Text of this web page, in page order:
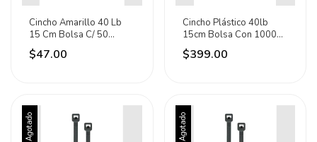
Cincho Amarillo 40 Lb
15 Cm Bolsa C/ 50
Piezas Volteck 41018
Amarillo
$47.00
Cincho Plástico 40lb
15cm Bolsa Con 1000
Pz Volteck 47460 Blanco
$399.00
Agotado Agotado